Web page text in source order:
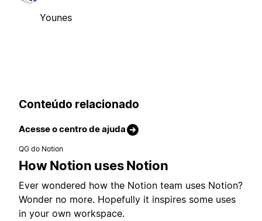
Younes
Conteúdo relacionado
Acesse o centro de ajuda
QG do Notion
How Notion uses Notion
Ever wondered how the Notion team uses Notion?
Wonder no more. Hopefully it inspires some uses
in your own workspace.